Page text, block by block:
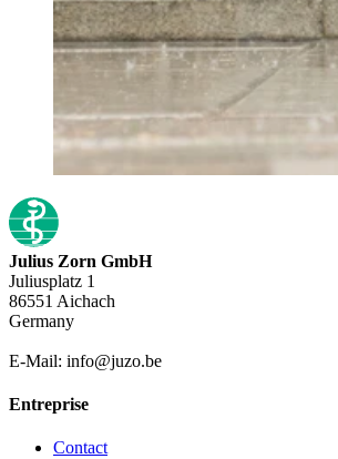
Julius Zorn GmbH
Juliusplatz 1
86551 Aichach
Germany
E-Mail: info@juzo.be
Entreprise
Contact